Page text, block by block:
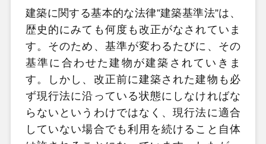
建築に関する基本的な法律”建築基準法”は、
歴史的にみても何度も改正がなされていま
す。そのため、基準が変わるたびに、その
基準に合わせた建物が建築されていきま
す。しかし、改正前に建築された建物も必
ず現行法に沿っている状態にしなければな
らないというわけではなく、現行法に適合
していない場合でも利用を続けること自体